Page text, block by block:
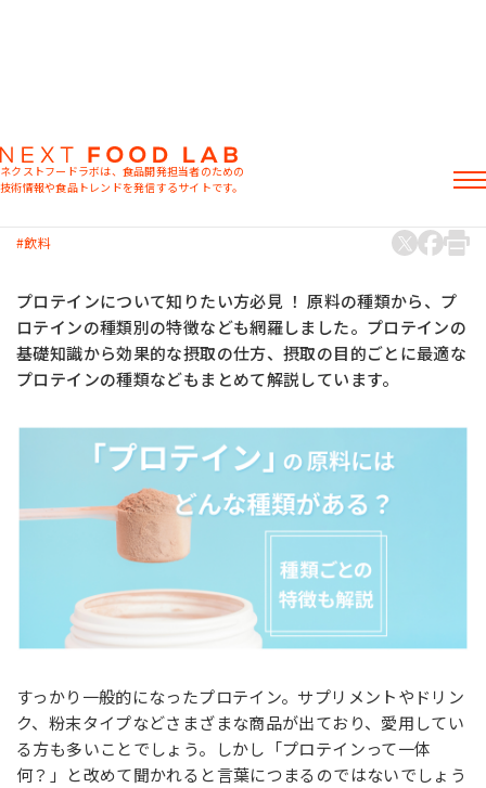
ネクストフードラボは、食品開発担当者のための
技術情報や食品トレンドを発信するサイトです。
おすすめキーワード
記事
イベント・セミナー
ミヨシ油脂の強み
「プロテイン」の原料にはどんな種類があ
る？ 種類ごとの特徴も解説
飲料
プロテインについて知りたい方必見 ！ 原料の種類から、プ
ロテインの種類別の特徴なども網羅しました。プロテインの
基礎知識から効果的な摂取の仕方、摂取の目的ごとに最適な
プロテインの種類などもまとめて解説しています。
すっかり一般的になったプロテイン。サプリメントやドリン
ク、粉末タイプなどさまざまな商品が出ており、愛用してい
る方も多いことでしょう。しかし「プロテインって一体
何？」と改めて聞かれると言葉につまるのではないでしょう